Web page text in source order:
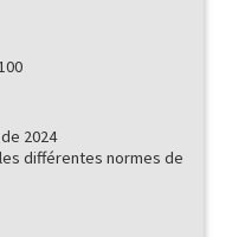
2024
différentes normes de